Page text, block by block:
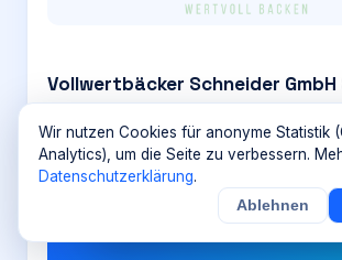
Vollwertbäcker Schneider GmbH
Auf dem Nol 4, 86179 Augsburg
Details
Wir nutzen Cookies für anonyme Statistik
Analytics), um die Seite zu verbessern.
Datenschutzerklärung.
Ablehnen